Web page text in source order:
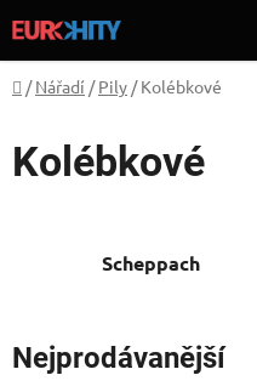
na
obsah
Domů
/ Nářadí / Pily / Kolébkové
Kolébkové
Scheppach
Nejprodávanější